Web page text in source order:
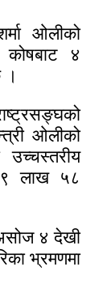
ओलीको
कोषबाट ४
।
ओलीको
उच्चस्तरीय
लाख ५८
४ देखी
भ्रमणमा